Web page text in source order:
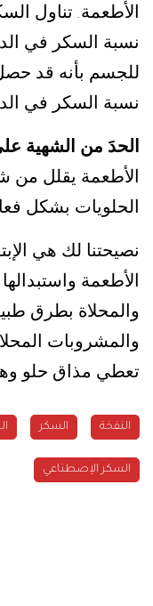
الأطعمة. تناول
نسبة السكر في
للجسم بأنه قد
نسبة السكر في
الحدَ من الشهية
الأطعمة يقلل من
الحلويات بشكل
نصيحتنا لك هي
الأطعمة
والمحلاة بطرق
والمشروبات
تعطي مذاق حلو
النفخة السكر
السكر الإصطناعي